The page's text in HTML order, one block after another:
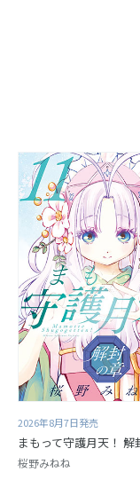
2026年8月7日発売
まもって守護月天！ 解
桜野みねね